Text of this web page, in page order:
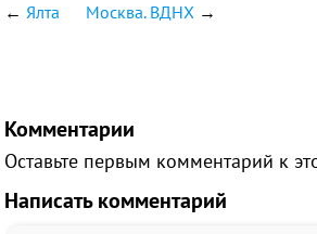
←Ялта Москва. ВДНХ →
Комментарии
Оставьте первым комментарий к
Написать комментарий